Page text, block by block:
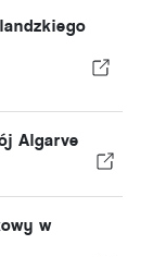
Algarve
w